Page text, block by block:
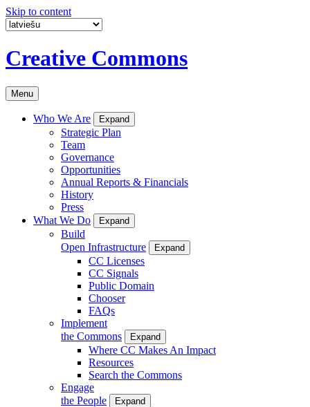
Skip to content
Creative Commons
Menu
Who We Are Expand
Strategic Plan
Team
Governance
Opportunities
Annual Reports & Financials
History
Press
What We Do
Expand
Build
Open Infrastructure
Expand
CC Licenses
CC Signals
Public Domain
Chooser
FAQs
Implement
the Commons
Expand
Where CC Makes An Impact
Resources
Search the Commons
Engage
the People
Expand